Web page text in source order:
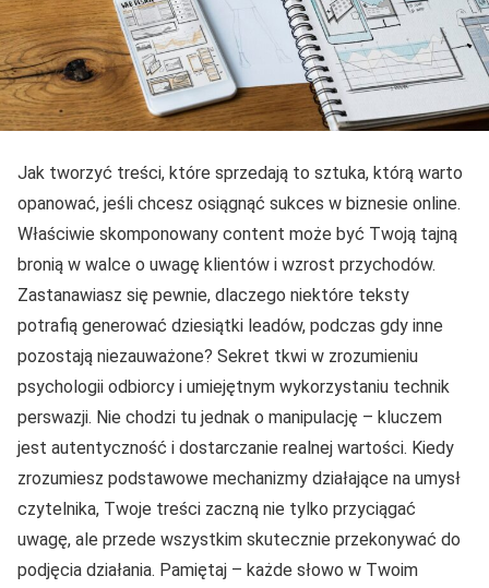
Jak tworzyć treści, które sprzedają to sztuka, którą warto
opanować, jeśli chcesz osiągnąć sukces w biznesie online.
Właściwie skomponowany content może być Twoją tajną
bronią w walce o uwagę klientów i wzrost przychodów.
Zastanawiasz się pewnie, dlaczego niektóre teksty
potrafią generować dziesiątki leadów, podczas gdy inne
pozostają niezauważone? Sekret tkwi w zrozumieniu
psychologii odbiorcy i umiejętnym wykorzystaniu technik
perswazji. Nie chodzi tu jednak o manipulację – kluczem
jest autentyczność i dostarczanie realnej wartości. Kiedy
zrozumiesz podstawowe mechanizmy działające na umysł
czytelnika, Twoje treści zaczną nie tylko przyciągać
uwagę, ale przede wszystkim skutecznie przekonywać do
podjęcia działania. Pamiętaj – każde słowo w Twoim